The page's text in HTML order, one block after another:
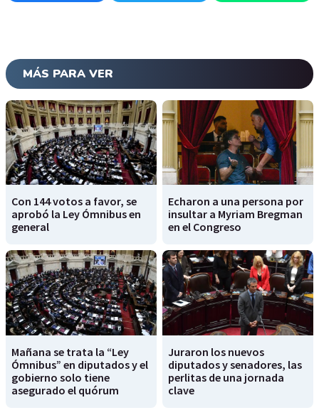
MÁS PARA VER
Con 144 votos a favor, se
aprobó la Ley Ómnibus en
general
Echaron a una persona por
insultar a Myriam Bregman
en el Congreso
Mañana se trata la “Ley
Ómnibus” en diputados y el
gobierno solo tiene
asegurado el quórum
Juraron los nuevos
diputados y senadores, las
perlitas de una jornada
clave